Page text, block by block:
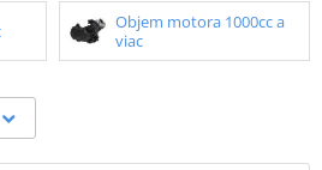
Objem motora 1000cc a
viac